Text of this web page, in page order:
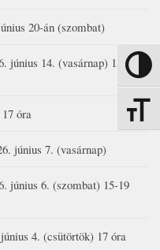
Nagy
20-án (szombat)
14. (vasárnap) 15-17
óra
június 7. (vasárnap)
június 6. (szombat) 15-19
4. (csütörtök) 17 óra